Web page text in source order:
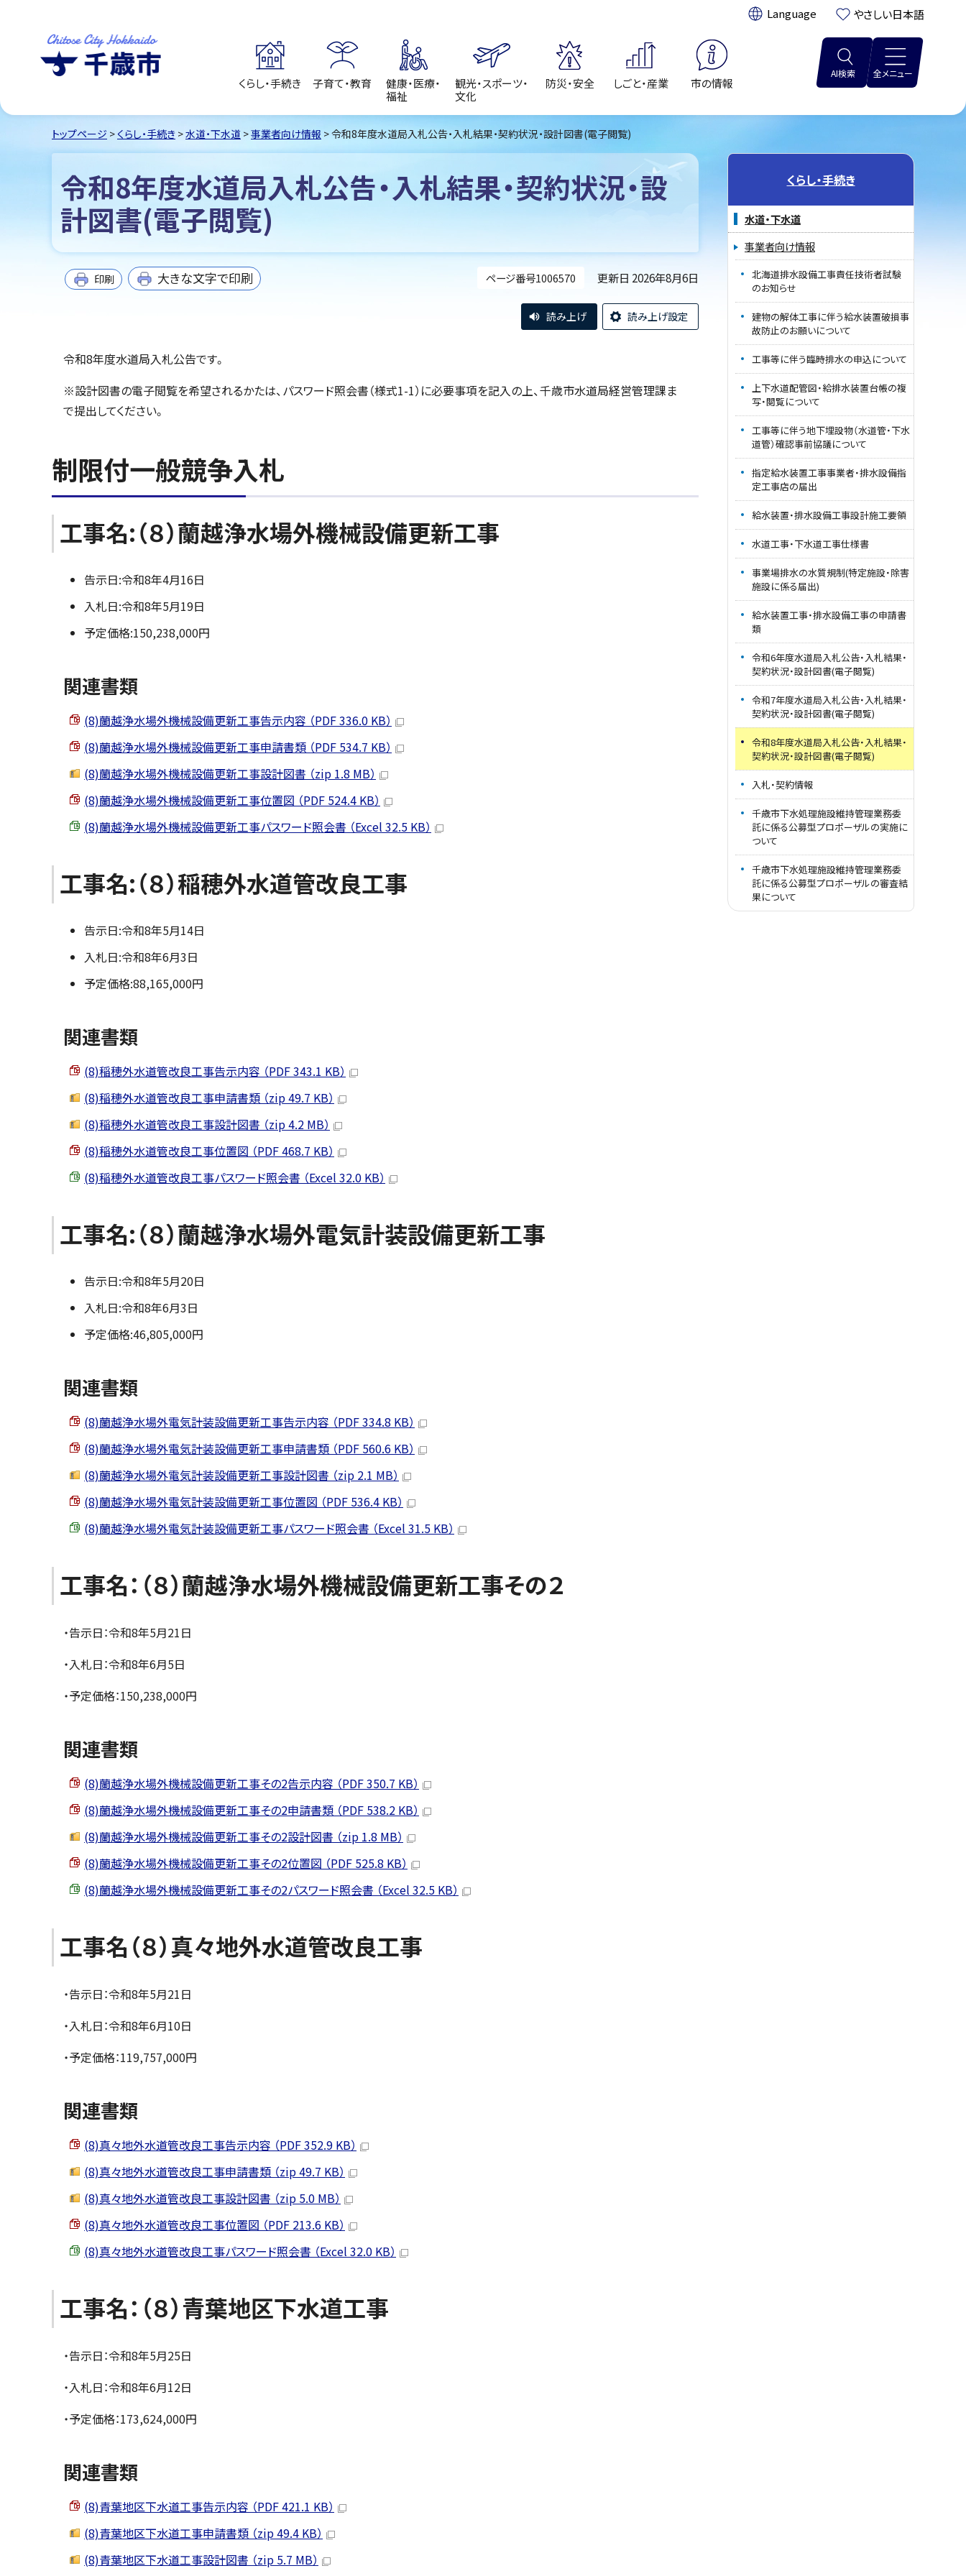
翻訳: やさしい日本語
くらし・手続き 子育て・教育
健康・医療・
福祉
観光・スポーツ・
文化
防災・安全 しごと・産業 市の情報
AI検索 全メニュー
トップページ > くらし・手続き >水道・下水道 >事業者向け情報 > 令和8年度水道局入札公告・入札結果・契約状況・設計図書(電子閲覧)
令和8年度水道局入札公告・入札結果・契約状況・設
計図書(電子閲覧)
ページ番号1006570 更新日 2026年8月6日
印刷 大きな文字で印刷
読み上げ 読み上げ設定
令和8年度水道局入札公告です。
※設計図書の電子閲覧を希望されるかたは、パスワード照会書（様式1-1）に必要事項を記入の上、千歳市水道局経営管理課ま
で提出してください。
制限付一般競争入札
工事名:（８）蘭越浄水場外機械設備更新工事
告示日:令和8年4月16日
入札日:令和8年5月19日
予定価格:150,238,000円
関連書類
(8)蘭越浄水場外機械設備更新工事告示内容 （PDF 336.0 KB）
(8)蘭越浄水場外機械設備更新工事申請書類 （PDF 534.7 KB）
(8)蘭越浄水場外機械設備更新工事設計図書 （zip 1.8 MB）
(8)蘭越浄水場外機械設備更新工事位置図 （PDF 524.4 KB）
(8)蘭越浄水場外機械設備更新工事パスワード照会書 （Excel 32.5 KB）
工事名:（８）稲穂外水道管改良工事
告示日:令和8年5月14日
入札日:令和8年6月3日
予定価格:88,165,000円
関連書類
(8)稲穂外水道管改良工事告示内容 （PDF 343.1 KB）
(8)稲穂外水道管改良工事申請書類 （zip 49.7 KB）
(8)稲穂外水道管改良工事設計図書 （zip 4.2 MB）
(8)稲穂外水道管改良工事位置図 （PDF 468.7 KB）
(8)稲穂外水道管改良工事パスワード照会書 （Excel 32.0 KB）
工事名:（８）蘭越浄水場外電気計装設備更新工事
告示日:令和8年5月20日
入札日:令和8年6月3日
予定価格:46,805,000円
関連書類
(8)蘭越浄水場外電気計装設備更新工事告示内容 （PDF 334.8 KB）
(8)蘭越浄水場外電気計装設備更新工事申請書類 （PDF 560.6 KB）
(8)蘭越浄水場外電気計装設備更新工事設計図書 （zip 2.1 MB）
(8)蘭越浄水場外電気計装設備更新工事位置図 （PDF 536.4 KB）
(8)蘭越浄水場外電気計装設備更新工事パスワード照会書 （Excel 31.5 KB）
工事名：（８）蘭越浄水場外機械設備更新工事その２
・告示日：令和8年5月21日
・入札日：令和8年6月5日
・予定価格：150,238,000円
関連書類
(8)蘭越浄水場外機械設備更新工事その2告示内容 （PDF 350.7 KB）
(8)蘭越浄水場外機械設備更新工事その2申請書類 （PDF 538.2 KB）
(8)蘭越浄水場外機械設備更新工事その2設計図書 （zip 1.8 MB）
(8)蘭越浄水場外機械設備更新工事その2位置図 （PDF 525.8 KB）
(8)蘭越浄水場外機械設備更新工事その2パスワード照会書 （Excel 32.5 KB）
工事名（８）真々地外水道管改良工事
・告示日：令和8年5月21日
・入札日：令和8年6月10日
・予定価格：119,757,000円
関連書類
(8)真々地外水道管改良工事告示内容 （PDF 352.9 KB）
(8)真々地外水道管改良工事申請書類 （zip 49.7 KB）
(8)真々地外水道管改良工事設計図書 （zip 5.0 MB）
(8)真々地外水道管改良工事位置図 （PDF 213.6 KB）
(8)真々地外水道管改良工事パスワード照会書 （Excel 32.0 KB）
工事名：（８）青葉地区下水道工事
・告示日：令和8年5月25日
・入札日：令和8年6月12日
・予定価格：173,624,000円
関連書類
(8)青葉地区下水道工事告示内容 （PDF 421.1 KB）
(8)青葉地区下水道工事申請書類 （zip 49.4 KB）
(8)青葉地区下水道工事設計図書 （zip 5.7 MB）
くらし・手続き
水道・下水道
事業者向け情報
北海道排水設備工事責任技術者試験
のお知らせ
建物の解体工事に伴う給水装置破損事
故防止のお願いについて
工事等に伴う臨時排水の申込について
上下水道配管図・給排水装置台帳の複
写・閲覧について
工事等に伴う地下埋設物（水道管・下水
道管）確認事前協議について
指定給水装置工事事業者・排水設備指
定工事店の届出
給水装置・排水設備工事設計施工要領
水道工事・下水道工事仕様書
事業場排水の水質規制(特定施設・除害
施設に係る届出)
給水装置工事・排水設備工事の申請書
類
令和6年度水道局入札公告・入札結果・
契約状況・設計図書(電子閲覧)
令和7年度水道局入札公告・入札結果・
契約状況・設計図書(電子閲覧)
令和8年度水道局入札公告・入札結果・
契約状況・設計図書(電子閲覧)
入札・契約情報
千歳市下水処理施設維持管理業務委
託に係る公募型プロポーザルの実施に
ついて
千歳市下水処理施設維持管理業務委
託に係る公募型プロポーザルの審査結
果について